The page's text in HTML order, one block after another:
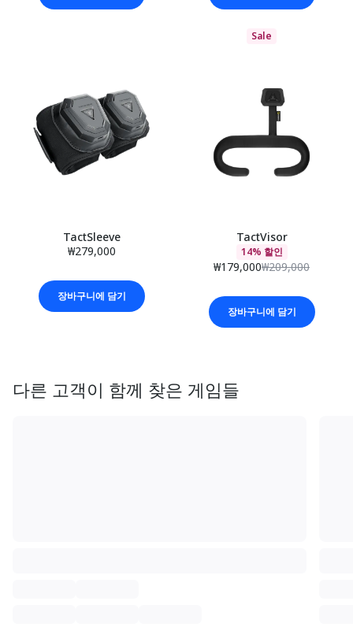
TactSleeve
₩279,000
장바구니에 담기
Sale
TactVisor
14% 할인
₩179,000₩209,000
장바구니에 담기
다른 고객이 함께 찾은 게임들